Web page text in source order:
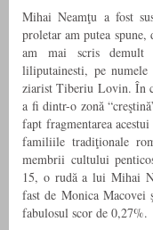
Mihai Neamţu a fost
proletar am putea spune,
am mai scris demult
liliputainesti, pe
ziarist Tiberiu Lovin. În
a fi dintr-o zonă
fapt fragmentarea
familiile tradiţionale
membrii cultului
15, o rudă a lui Mihai
fast de Monica Macovei
fabulosul scor de 0,27%.